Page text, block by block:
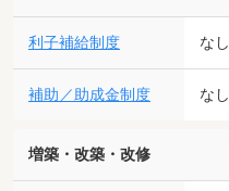
利子補給制度 なし
補助／助成金制度 なし
増築・改築・改修